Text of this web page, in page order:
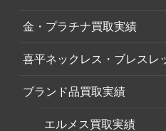
金・プラチナ買取実績
喜平ネックレス・ブレスレ
ブランド品買取実績
エルメス買取実績